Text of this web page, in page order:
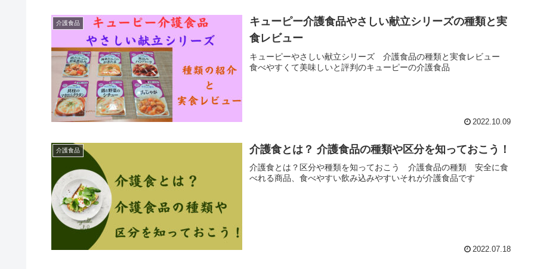
介護食品
キューピー介護食品やさしい献立シリーズの種類と実
食レビュー
キューピーやさしい献立シリーズ 介護食品の種類と実食レビュー
食べやすくて美味しいと評判のキューピーの介護食品
2022.10.09
介護食品 介護食とは？ 介護食品の種類や区分を知っておこう！
介護食とは？区分や種類を知っておこう 介護食品の種類 安全に食
べれる商品、食べやすい飲み込みやすいそれが介護食品です
2022.07.18